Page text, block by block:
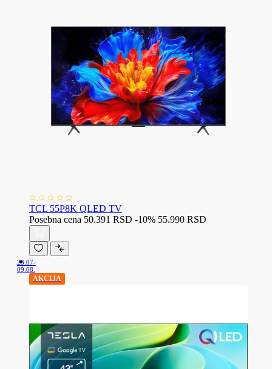
TCL 55P8K QLED TV
Posebna cena 50.391 RSD -10% 55.990 RSD
23.07-
09.08.
AKCIJA